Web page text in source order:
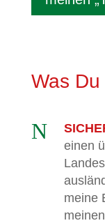
Was
N
einen
meine